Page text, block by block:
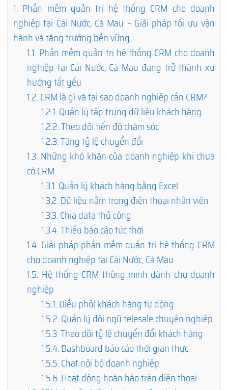
1. Phần mềm quản trị hệ thống CRM cho doanh
nghiệp tại Cái Nước, Cà Mau – Giải pháp tối ưu vận
hành và tăng trưởng bền vững
1.1. Phần mềm quản trị hệ thống CRM cho doanh
nghiệp tại Cái Nước, Cà Mau đang trở thành xu
hướng tất yếu
1.2.CRM là gì và tại sao doanh nghiệp cần CRM?
1.2.1.Quản lý tập trung dữ liệu khách hàng
1.2.2.Theo dõi tiến độ chăm sóc
1.2.3.Tăng tỷ lệ chuyển đổi
1.3. Những khó khăn của doanh nghiệp khi chưa
có CRM
1.3.1.Quản lý khách hàng bằng Excel
1.3.2.Dữ liệu nằm trong điện thoại nhân viên
1.3.3.Chia data thủ công
1.3.4.Thiếu báo cáo tức thời
1.4. Giải pháp phần mềm quản trị hệ thống CRM
cho doanh nghiệp tại Cái Nước, Cà Mau
1.5. Hệ thống CRM thông minh dành cho doanh
nghiệp
1.5.1.Điều phối khách hàng tự động
1.5.2.Quản lý đội ngũ telesale chuyên nghiệp
1.5.3.Theo dõi tỷ lệ chuyển đổi khách hàng
1.5.4.Dashboard báo cáo thời gian thực
1.5.5.Chat nội bộ doanh nghiệp
1.5.6.Hoạt động hoàn hảo trên điện thoại